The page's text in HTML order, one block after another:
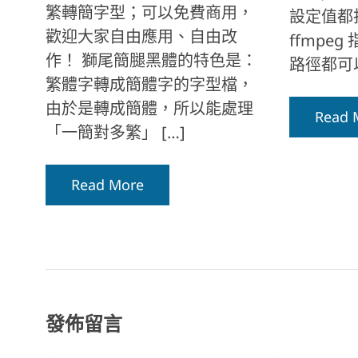
繁轉簡字型；可以免費商用，
歡迎大家自由應用、自由改
作！ 獅尾簡腿黑體的特色是：
繁體字轉成簡體字的字型檔，
由於是轉成簡體，所以能處理
「一簡對多繁」 […]
Read More
設定值
ffmpeg
路徑都
Read
發佈留言